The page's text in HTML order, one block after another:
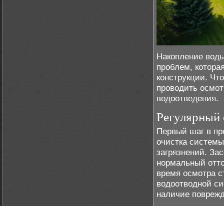
Накопление
проблем,
конструкции.
проводить
водоотведения.
Регулярный
Первый шаг в
очистка
загрязнений.
нормальный
время осмотра
водоотводной
наличие